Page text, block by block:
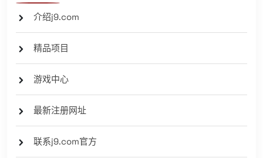
介绍j9.com
精品项目
游戏中心
最新注册网址
联系j9.com官方